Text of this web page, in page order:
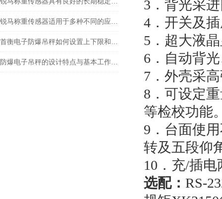
3．背光采
4．开关及
5．超大液
6．自动背
7．外壳采
8．可设定
等检校功能
9．台面使
转及五段仰
10．充/插
选配： RS-